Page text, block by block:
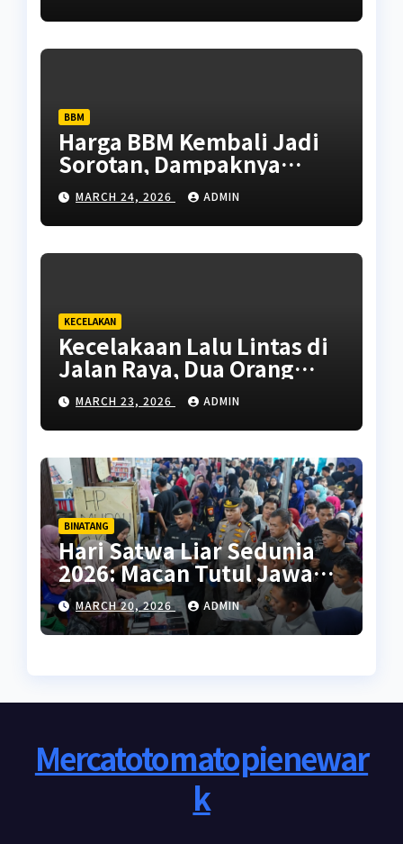
BBM
Harga BBM Kembali Jadi
Sorotan, Dampaknya
Terasa Hingga Masyarakat
Kecil
MARCH 24, 2026 ADMIN
KECELAKAN
Kecelakaan Lalu Lintas di
Jalan Raya, Dua Orang
Mengalami Luka-Luka
MARCH 23, 2026 ADMIN
BINATANG
Hari Satwa Liar Sedunia
2026: Macan Tutul Jawa
Pulih, Namun Ancaman
Perburuan dan Habitat
Masih Mengintai
MARCH 20, 2026 ADMIN
Mercatotomatopienewar
k